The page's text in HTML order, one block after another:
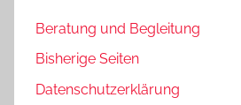
Beratung und Begleitung
Bisherige Seiten
Datenschutzerklärung